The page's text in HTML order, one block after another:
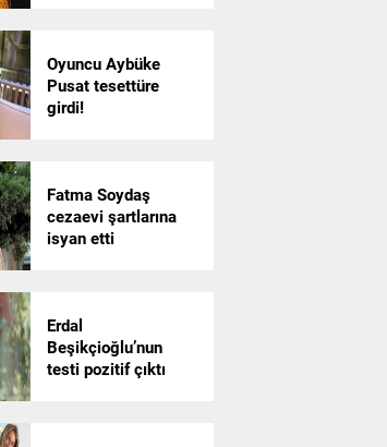
Oyuncu Aybüke
Pusat tesettüre
girdi!
Fatma Soydaş
cezaevi şartlarına
isyan etti
Erdal
Beşikçioğlu’nun
testi pozitif çıktı